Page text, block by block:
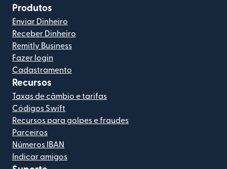
Produtos
Enviar Dinheiro
Receber Dinheiro
Remitly Business
Fazer login
Cadastramento
Recursos
Taxas de câmbio e tarifas
Códigos Swift
Recursos para golpes e fraudes
Parceiros
Números IBAN
Indicar amigos